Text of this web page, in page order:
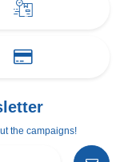
the campaigns!